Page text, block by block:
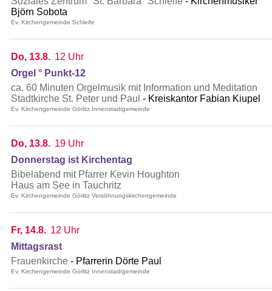
Björn Sobota
Ev. Kirchengemeinde Schleife
Do, 13.8. 12 Uhr
Orgel ° Punkt-12
ca. 60 Minuten Orgelmusik mit Information und Meditation
Stadtkirche St. Peter und Paul
Kreiskantor Fabian Kiupel
Ev. Kirchengemeinde Görlitz Innenstadtgemeinde
Do, 13.8. 19 Uhr
Donnerstag ist Kirchentag
Bibelabend mit Pfarrer Kevin Houghton
Haus am See in Tauchritz
Ev. Kirchengemeinde Görlitz Versöhnungskirchengemeinde
Fr, 14.8. 12 Uhr
Mittagsrast
Frauenkirche
Pfarrerin Dörte Paul
Ev. Kirchengemeinde Görlitz Innenstadtgemeinde